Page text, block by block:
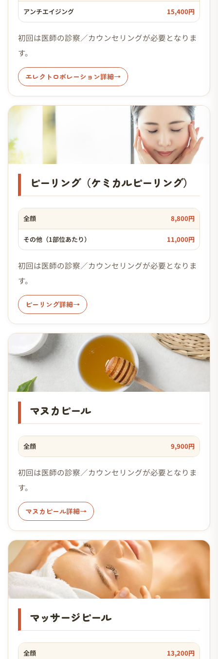
アンチエイジング 15,400円
初回は医師の診察／カウンセリングが必要となりま
す。
エレクトロポレーション詳細
ピーリング（ケミカルピーリング）
全顔 8,800円
その他（1部位あたり） 11,000円
初回は医師の診察／カウンセリングが必要となりま
す。
ピーリング詳細
マヌカピール
全顔 9,900円
初回は医師の診察／カウンセリングが必要となりま
す。
マヌカピール詳細
マッサージピール
全顔 13,200円